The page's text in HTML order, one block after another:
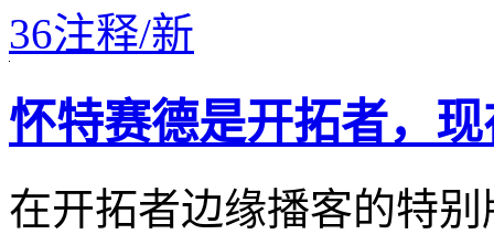
36注释/新
怀特赛德是开拓者，
在开拓者边缘播客的特